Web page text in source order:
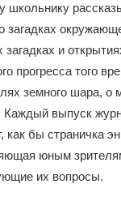
школьнику
загадках
и
прогресса того
земного шара, о
Каждый выпуск
как бы страничка
юным
их вопросы.